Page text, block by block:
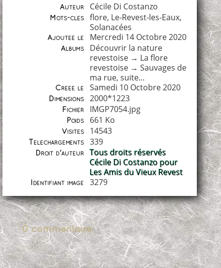
Auteur Cécile Di Costanzo
Mots-clés flore, Le-Revest-les-Eaux,
Solanacées
Ajoutée le Mercredi 14 Octobre 2020
Albums
Découvrir la nature
revestoise→ La flore
revestoise→ Sauvages de
ma rue, suite...
Créée le Samedi 10 Octobre 2020
Dimensions 2000*1223
Fichier IMGP7054.jpg
Poids 661 Ko
Visites 14543
Téléchargements 339
Droit d'auteur
Tous droits réservés
Cécile Di Costanzo pour
Les Amis du Vieux Revest
Identifiant image 3279
0 commentaire